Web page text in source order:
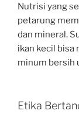
Nutrisi yang
petarung
dan mineral.
ikan kecil bisa
minum bersih
Etika